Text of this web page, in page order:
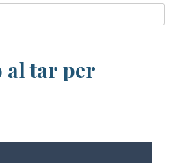
al tar per